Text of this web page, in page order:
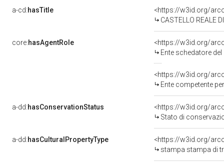
a-cd:hasTitle
<https://w3id.org/
CASTELLO REALE
core:hasAgentRole
<https://w3id.org/
Ente schedatore del
<https://w3id.org/
Ente competente
a-dd:hasConservationStatus
<https://w3id.org/
Stato di
a-dd:hasCulturalPropertyType
<https://w3id.org/
stampa stampa di